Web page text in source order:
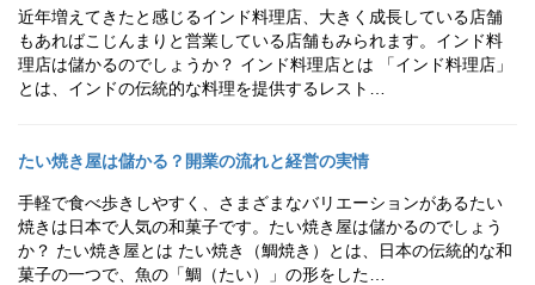
近年増えてきたと感じるインド料理店、大きく成長している店舗
もあればこじんまりと営業している店舗もみられます。インド料
理店は儲かるのでしょうか？ インド料理店とは 「インド料理店」
とは、インドの伝統的な料理を提供するレスト…
たい焼き屋は儲かる？開業の流れと経営の実情
手軽で食べ歩きしやすく、さまざまなバリエーションがあるたい
焼きは日本で人気の和菓子です。たい焼き屋は儲かるのでしょう
か？ たい焼き屋とは たい焼き（鯛焼き）とは、日本の伝統的な和
菓子の一つで、魚の「鯛（たい）」の形をした…